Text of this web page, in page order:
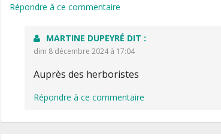
Répondre à ce commentaire
MARTINE DUPEYRÉ DIT :
dim 8 décembre 2024 à 17:04
Auprès des herboristes
Répondre à ce commentaire